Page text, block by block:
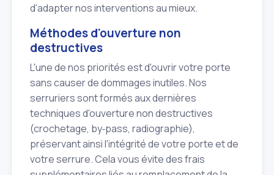
d'adapter nos interventions au mieux.
Méthodes d'ouverture non
destructives
L'une de nos priorités est d'ouvrir votre porte
sans causer de dommages inutiles. Nos
serruriers sont formés aux dernières
techniques d'ouverture non destructives
(crochetage, by‑pass, radiographie),
préservant ainsi l'intégrité de votre porte et de
votre serrure. Cela vous évite des frais